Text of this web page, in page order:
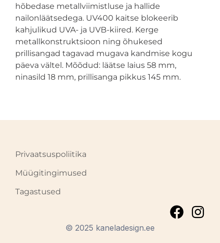
hõbedase metallviimistluse ja hallide
nailonläätsedega. UV400 kaitse blokeerib
kahjulikud UVA- ja UVB-kiired. Kerge
metallkonstruktsioon ning õhukesed
prillisangad tagavad mugava kandmise kogu
päeva vältel. Mõõdud: läätse laius 58 mm,
ninasild 18 mm, prillisanga pikkus 145 mm.
© 2025 kaneladesign.ee
Privaatsuspoliitika
Müügitingimused
Tagastused